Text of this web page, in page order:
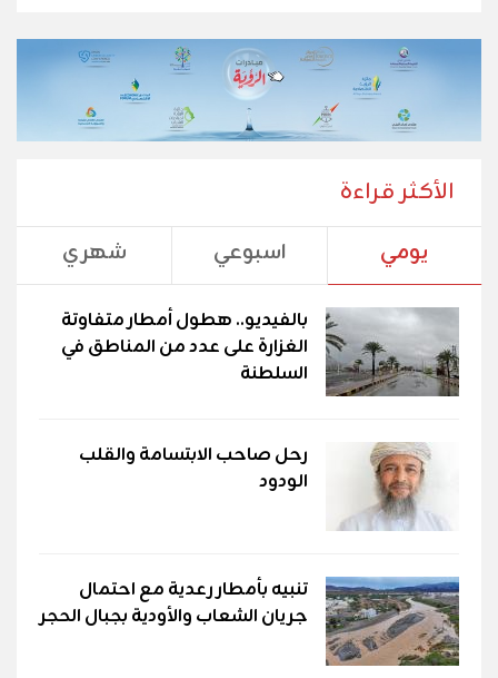
الأكثر قراءة
يومي اسبوعي شهري
بالفيديو.. هطول أمطار متفاوتة
الغزارة على عدد من المناطق في
السلطنة
رحل صاحب الابتسامة والقلب
الودود
تنبيه بأمطار رعدية مع احتمال
جريان الشعاب والأودية بجبال الحجر